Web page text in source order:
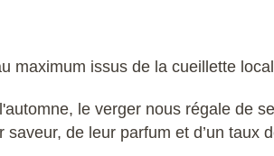
maximum issus de la cueillette
le verger nous régale de
saveur, de leur parfum et d’un taux